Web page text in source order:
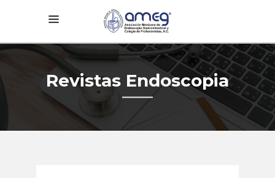
Revistas Endoscopia